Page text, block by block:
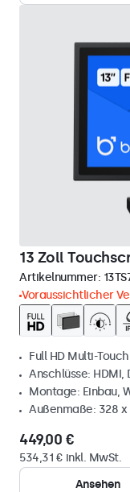
13 Zoll
Artikelnummer:
Voraussichtlicher
Full HD Multi-
Anschlüsse: HDMI,
Montage: Einbau,
Außenmaße: 328 x
449,00 €
534,31 € inkl. MwSt.
Ansehen